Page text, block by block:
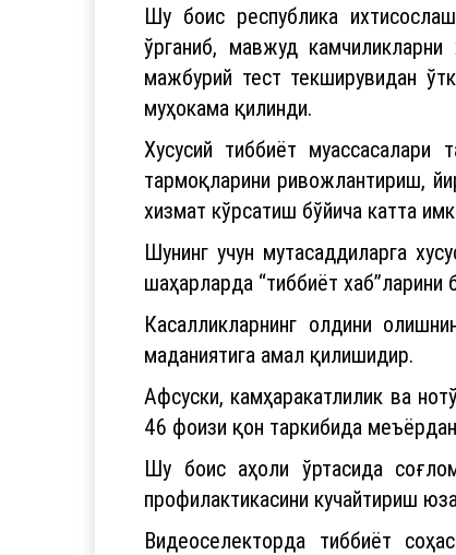
Шу боис республика
ўрганиб, мавжуд
мажбурий тест текширувидан
муҳокама қилинди.
Хусусий тиббиёт муассасалари
тармоқларини ривожлантириш,
хизмат кўрсатиш бўйича катта
Шунинг учун мутасаддиларга
шаҳарларда “тиббиёт
Касалликларнинг олдини
маданиятига амал қилишидир.
Афсуски, камҳаракатлилик ва
46 фоизи қон таркибида
Шу боис аҳоли ўртасида
профилактикасини кучайтириш
Видеоселекторда тиббиёт